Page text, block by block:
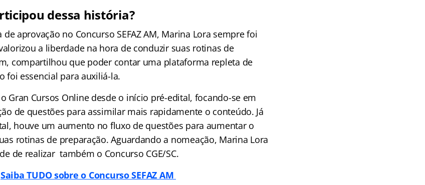
dessa história?
aprovação no Concurso SEFAZ AM, Marina Lora sempre foi
a liberdade na hora de conduzir suas rotinas de
compartilhou que poder contar uma plataforma repleta de
foi essencial para auxiliá-la.
Gran Cursos Online desde o início pré-edital, focando-se em
de questões para assimilar mais rapidamente o conteúdo. Já
houve um aumento no fluxo de questões para aumentar o
rotinas de preparação. Aguardando a nomeação, Marina Lora
de realizar também o Concurso CGE/SC.
Saiba TUDO sobre o Concurso SEFAZ AM